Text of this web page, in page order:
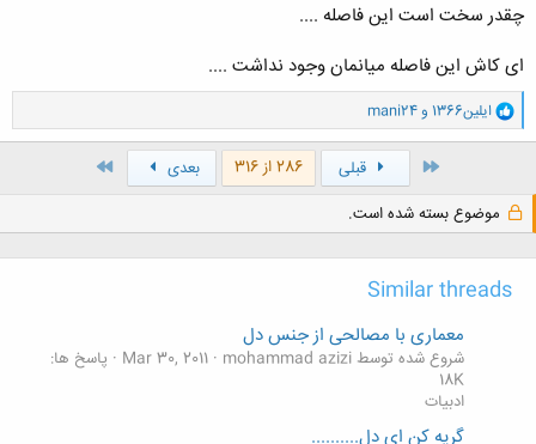
چقدر سخت است این فاصله ....
ای کاش این فاصله میانمان وجود نداشت ....
و
ا
ک
ا
ایلین1366 وmani24
اول قبلی 286 از 316 بعدی
موضوع بسته شده است.
Similar threads
معماری با مصالحی از جنس دل
شروع شده توسط mohammad azizi Mar 30, 2011
پاسخ ها:
18K
ادبیات
گریه کن ای دل..........